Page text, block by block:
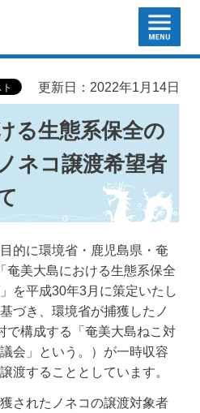
MENU
更新日：2022年1月14日
る生態系保全の
ネコ譲渡希望者
的に環境省・鹿児島県・奄
奄美大島における生態系保全
を平成30年3月に策定いたし
づき、環境省が捕獲したノ
で構成する「奄美大島ねこ対
会」という。）が一時収容
渡することとしています。
されたノネコの譲渡対象者